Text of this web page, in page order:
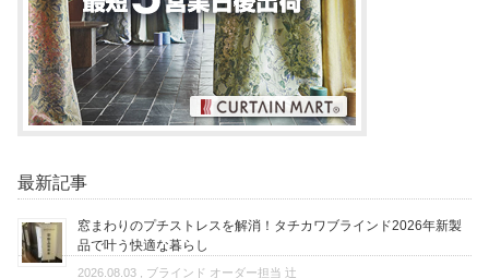
最新記事
窓まわりのプチストレスを解消！タチカワブラインド2026年新製
品で叶う快適な暮らし
2026.08.03 , ブラインド オーダー担当 辻